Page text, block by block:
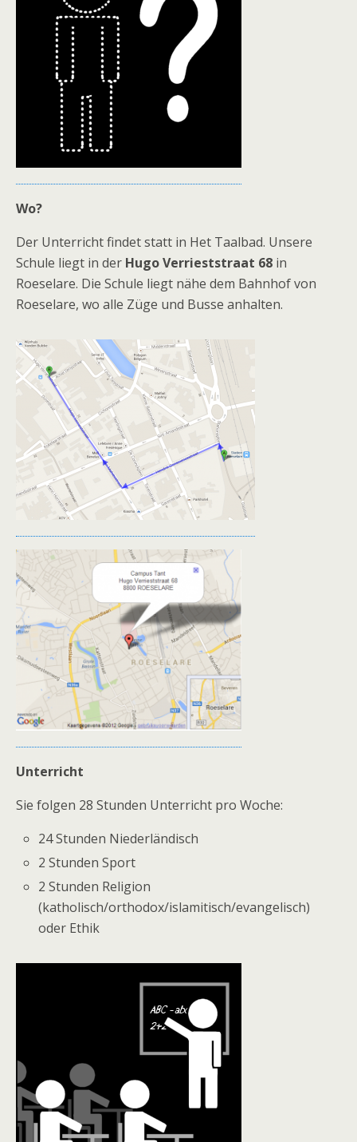
Wo?
Der Unterricht findet statt in Het Taalbad. Unsere
Schule liegt in der Hugo Verrieststraat 68 in
Roeselare. Die Schule liegt nähe dem Bahnhof von
Roeselare, wo alle Züge und Busse anhalten.
Unterricht
Sie folgen 28 Stunden Unterricht pro Woche:
24 Stunden Niederländisch
2 Stunden Sport
2 Stunden Religion
(katholisch/orthodox/islamitisch/evangelisch)
oder Ethik